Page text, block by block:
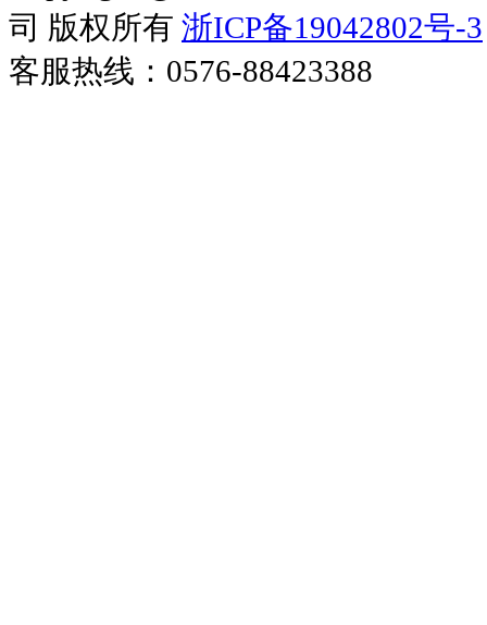
司 版权所有 浙ICP备19042802号-3
客服热线：0576-88423388